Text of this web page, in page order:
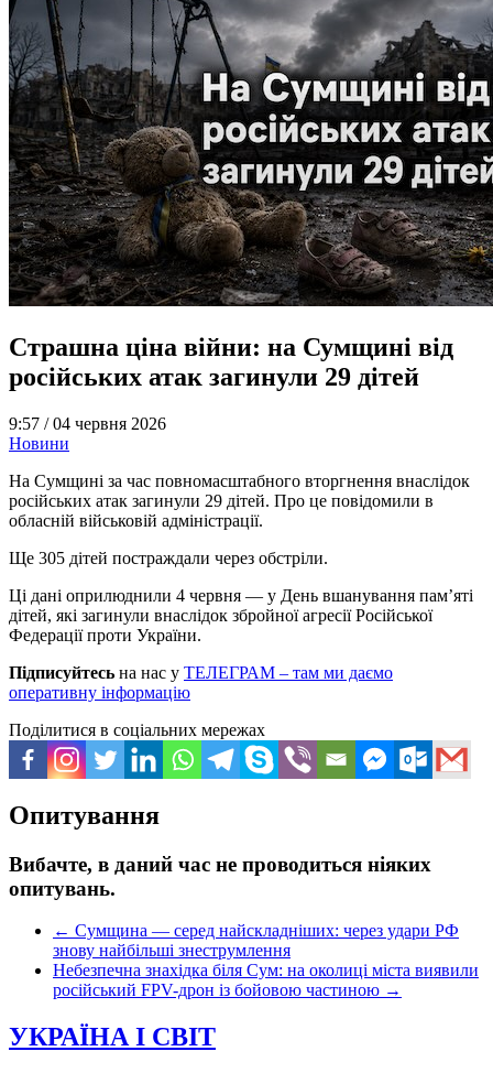
Страшна ціна війни: на Сумщині від
російських атак загинули 29 дітей
9:57 /04 червня 2026
Новини
На Сумщині за час повномасштабного вторгнення внаслідок
російських атак загинули 29 дітей. Про це повідомили в
обласній військовій адміністрації.
Ще 305 дітей постраждали через обстріли.
Ці дані оприлюднили 4 червня — у День вшанування пам’яті
дітей, які загинули внаслідок збройної агресії Російської
Федерації проти України.
Підписуйтесь на нас у ТЕЛЕГРАМ – там ми даємо
оперативну інформацію
Поділитися в соціальних мережах
Опитування
Вибачте, в даний час не проводиться ніяких
опитувань.
← Сумщина — серед найскладніших: через удари РФ
знову найбільші знеструмлення
Небезпечна знахідка біля Сум: на околиці міста виявили
російський FPV-дрон із бойовою частиною →
УКРАЇНА І СВІТ